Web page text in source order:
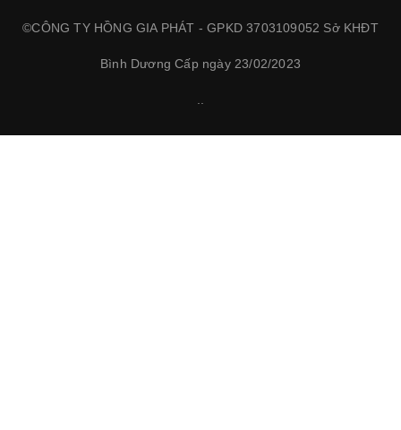
©CÔNG TY HỒNG GIA PHÁT - GPKD 3703109052 Sở KHĐT
Bình Dương Cấp ngày 23/02/2023